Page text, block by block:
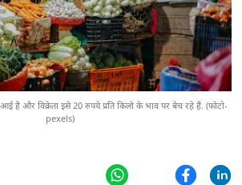
है और विक्रेता इसे 20 रुपये प्रति किलो के भाव पर बेच रहे हैं. (फोटो-
pexels)